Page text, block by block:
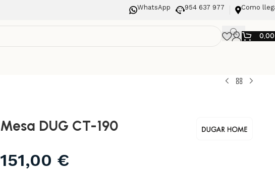
WhatsApp 954 637 977 Como
Mesa DUG CT-190
151,00 €